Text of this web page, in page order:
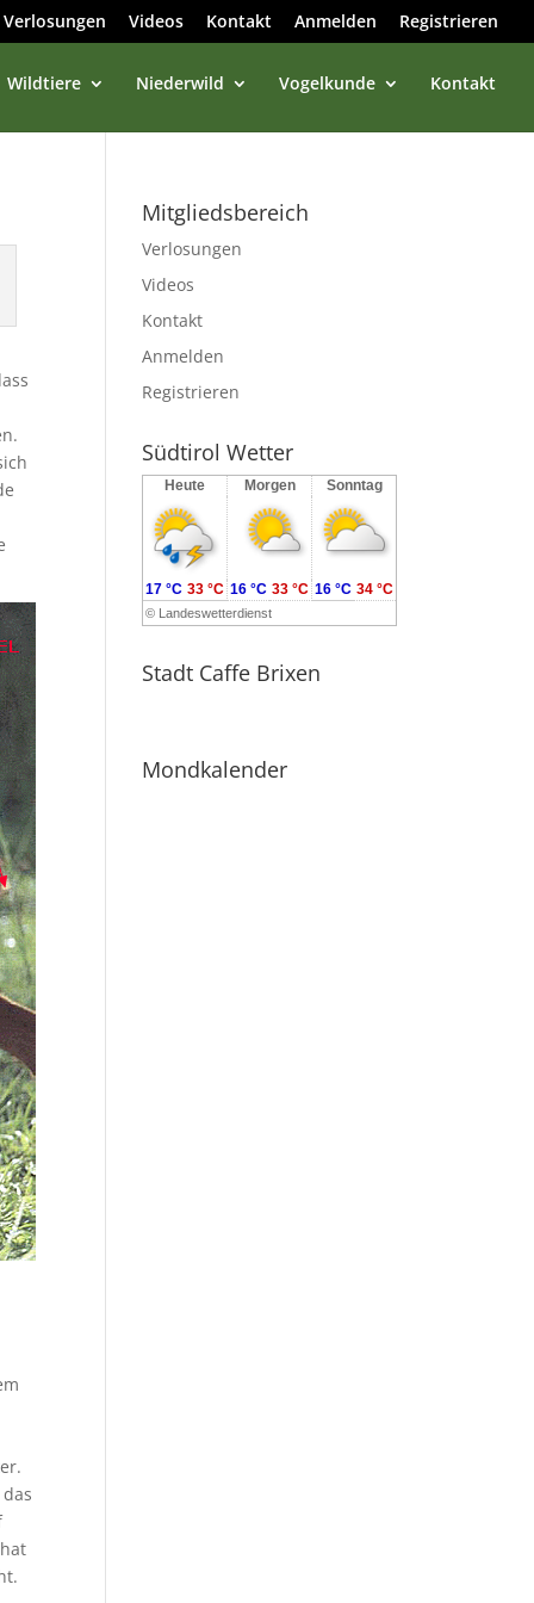
Verlosungen Videos Kontakt Anmelden Registrieren
Wildtiere Niederwild Vogelkunde Kontakt
Mitgliedsbereich
Verlosungen
Videos
Kontakt
Anmelden
Registrieren
Südtirol Wetter
Heute Morgen Sonntag
© Landeswetterdienst
17 °C 33 °C 16 °C 33 °C 16 °C 34 °C
Stadt Caffe Brixen
Mondkalender